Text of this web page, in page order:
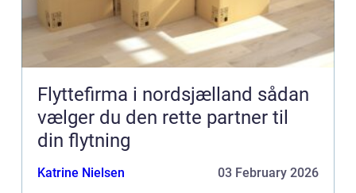
Flyttefirma i nordsjælland sådan
vælger du den rette partner til
din flytning
Katrine Nielsen 03 February 2026